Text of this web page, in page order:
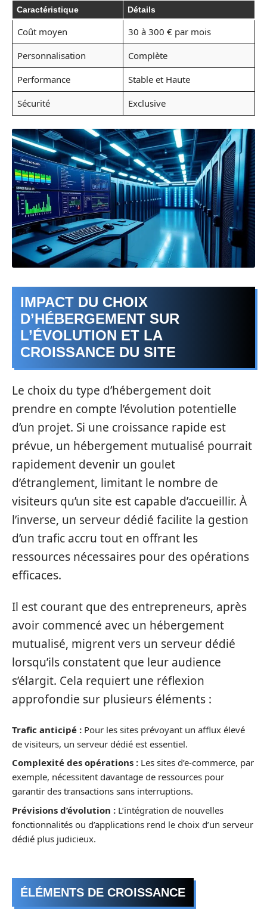
Caractéristique Détails
Coût moyen
30 à 300 € par mois
Personnalisation
Complète
Performance
Stable et Haute
Sécurité
Exclusive
IMPACT DU CHOIX
D’HÉBERGEMENT SUR
L’ÉVOLUTION ET LA
CROISSANCE DU SITE
Le choix du type d’hébergement doit
prendre en compte l’évolution potentielle
d’un projet. Si une croissance rapide est
prévue, un hébergement mutualisé pourrait
rapidement devenir un goulet
d’étranglement, limitant le nombre de
visiteurs qu’un site est capable d’accueillir. À
l’inverse, un serveur dédié facilite la gestion
d’un trafic accru tout en offrant les
ressources nécessaires pour des opérations
efficaces.
Il est courant que des entrepreneurs, après
avoir commencé avec un hébergement
mutualisé, migrent vers un serveur dédié
lorsqu’ils constatent que leur audience
s’élargit. Cela requiert une réflexion
approfondie sur plusieurs éléments :
Trafic anticipé : Pour les sites prévoyant un afflux élevé
de visiteurs, un serveur dédié est essentiel.
Complexité des opérations : Les sites d’e-commerce, par
exemple, nécessitent davantage de ressources pour
garantir des transactions sans interruptions.
Prévisions d’évolution : L’intégration de nouvelles
fonctionnalités ou d’applications rend le choix d’un serveur
dédié plus judicieux.
ÉLÉMENTS DE CROISSANCE